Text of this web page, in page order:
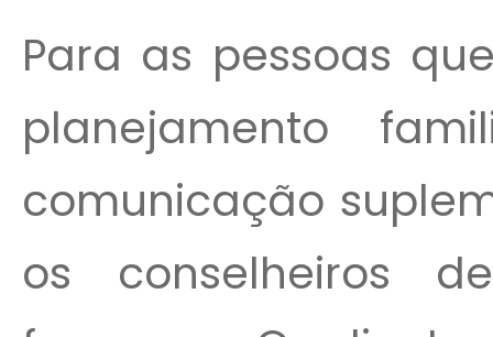
Para as pessoas
planejamento
comunicação
os conselheiros